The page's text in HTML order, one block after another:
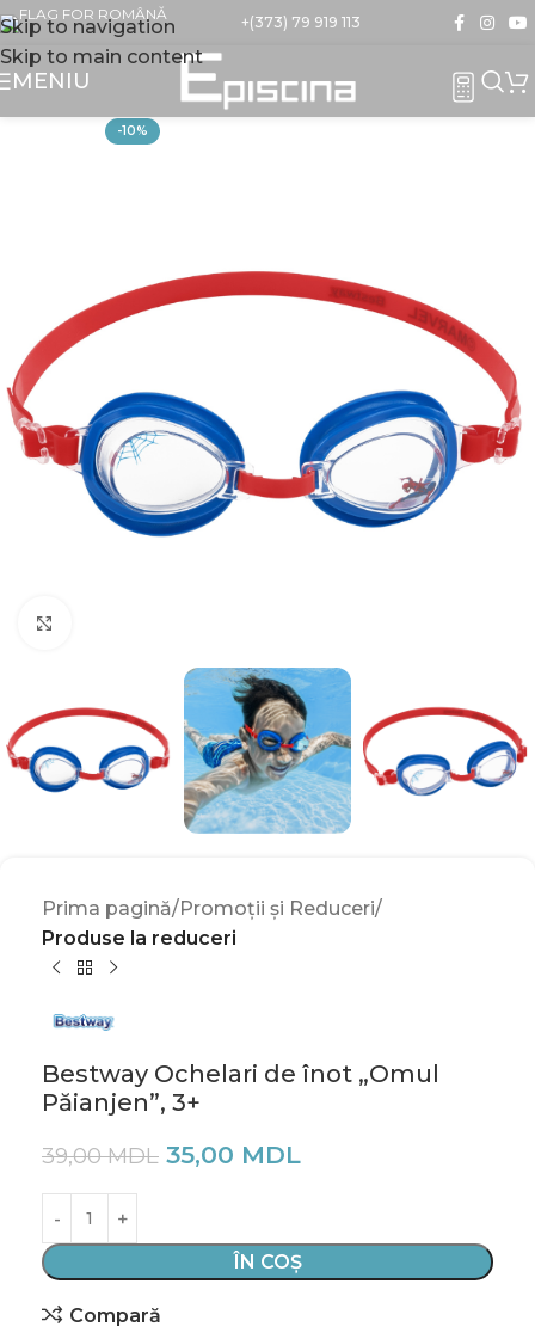
Skip to navigation
Skip to main content
+(373) 79 919 113
MENIU
-10%
Prima pagină Promoții și Reduceri
Produse la reduceri
Bestway Ochelari de înot „Omul
Păianjen”, 3+
39,00MDL 35,00 MDL
ÎN COȘ
Compară